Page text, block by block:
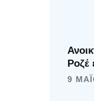
Ροζέ
9